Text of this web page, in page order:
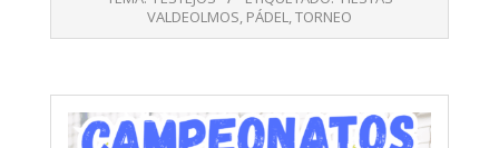
VALDEOLMOS, PÁDEL,TORNEO